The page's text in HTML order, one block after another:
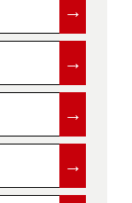
→
→
→
→